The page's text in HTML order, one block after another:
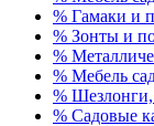
% Гамаки и
% Зонты и
%
% Мебель
%
% Садовые